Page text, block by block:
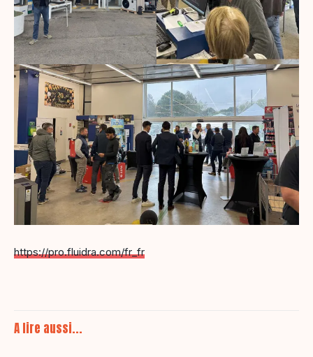
https://pro.fluidra.com/fr_fr
A lire aussi...